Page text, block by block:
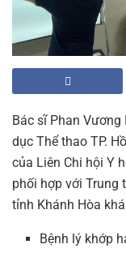
Bác sĩ Phan
dục Thể thao TP.
của Liên Chi hội Y
phối hợp với Trung
tỉnh Khánh Hòa
Bệnh lý khớp